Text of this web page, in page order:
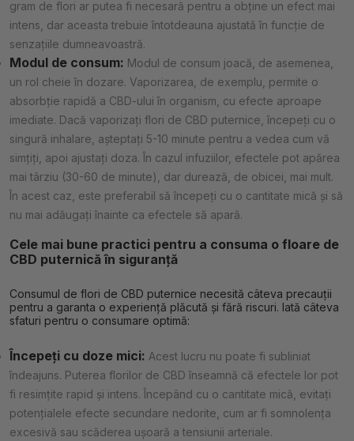
gram de flori ar putea fi necesară pentru a obține un efect mai
intens, dar aceasta trebuie întotdeauna ajustată în funcție de
senzațiile dumneavoastră.
Modul de consum: Modul de consum joacă, de asemenea,
un rol cheie în dozare. Vaporizarea, de exemplu, permite o
absorbție rapidă a CBD-ului în organism, cu efecte aproape
imediate. Dacă vaporizați flori de CBD puternice, începeți cu o
singură inhalare, așteptați 5-10 minute pentru a vedea cum vă
simțiți, apoi ajustați doza. În cazul infuziilor, efectele pot apărea
mai târziu (30-60 de minute), dar durează, de obicei, mai mult.
În acest caz, este preferabil să începeți cu o cantitate mică și să
nu mai adăugați înainte ca efectele să apară.
Cele mai bune practici pentru a consuma o floare de
CBD puternică în siguranță
Consumul de flori de CBD puternice necesită câteva precauții
pentru a garanta o experiență plăcută și fără riscuri. Iată câteva
sfaturi pentru o consumare optimă:
Începeți cu doze mici: Acest lucru nu poate fi subliniat
îndeajuns. Puterea florilor de CBD înseamnă că efectele lor pot
fi resimțite rapid și intens. Începând cu o cantitate mică, evitați
potențialele efecte secundare nedorite, cum ar fi somnolența
excesivă sau scăderea ușoară a tensiunii arteriale.